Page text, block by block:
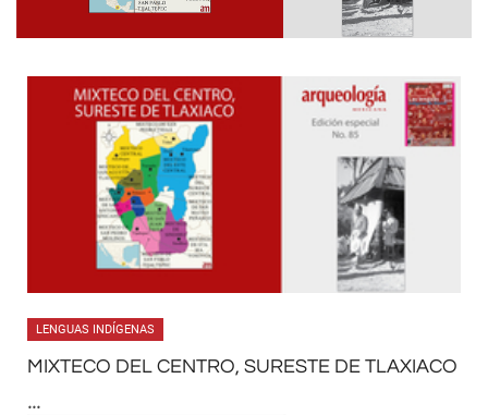
LENGUAS INDÍGENAS
MIXTECO DEL CENTRO, SURESTE DE TLAXIACO
...